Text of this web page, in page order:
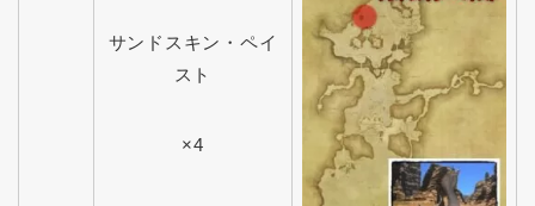
サンドスキン・ペイ
スト
×4